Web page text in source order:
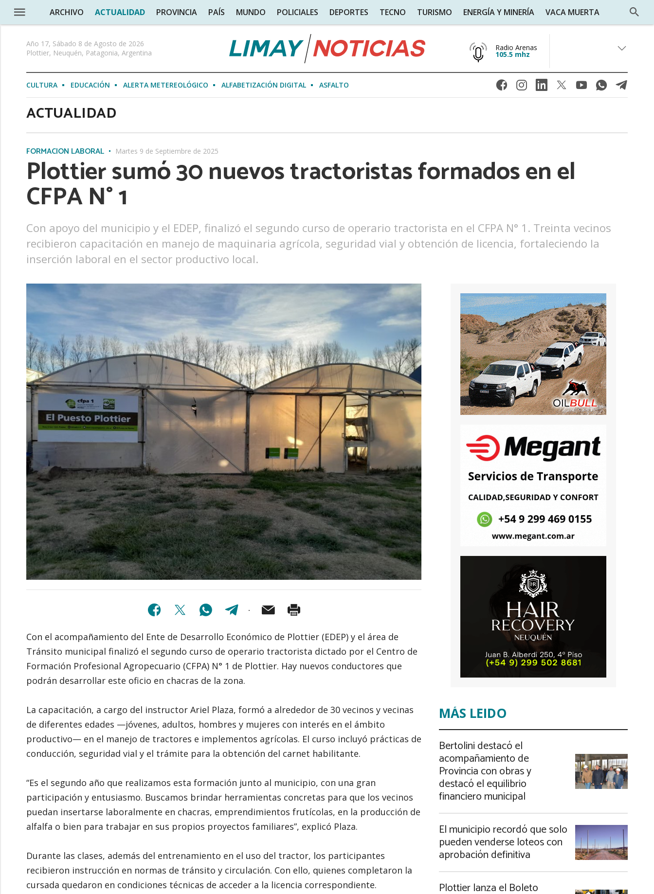
ARCHIVO ACTUALIDAD PROVINCIA PAÍS MUNDO POLICIALES DEPORTES TECNO TURISMO ENERGÍA Y MINERÍA VACA MUERTA
Año 17, Sábado 8 de Agosto de 2026
Plottier, Neuquén, Patagonia, Argentina
Radio Arenas
105.5 mhz
CULTURA EDUCACIÓN ALERTA METEREOLÓGICO ALFABETIZACIÓN DIGITAL ASFALTO
ACTUALIDAD
FORMACIÓN LABORAL Martes 9 de Septiembre de 2025
Plottier sumó 30 nuevos tractoristas formados en el
CFPA N° 1
Con apoyo del municipio y el EDEP, finalizó el segundo curso de operario tractorista en el CFPA N° 1. Treinta vecinos
recibieron capacitación en manejo de maquinaria agrícola, seguridad vial y obtención de licencia, fortaleciendo la
inserción laboral en el sector productivo local.
Con el acompañamiento del Ente de Desarrollo Económico de Plottier (EDEP) y el área de
Tránsito municipal finalizó el segundo curso de operario tractorista dictado por el Centro de
Formación Profesional Agropecuario (CFPA) N° 1 de Plottier. Hay nuevos conductores que
podrán desarrollar este oficio en chacras de la zona.
La capacitación, a cargo del instructor Ariel Plaza, formó a alrededor de 30 vecinos y vecinas
de diferentes edades —jóvenes, adultos, hombres y mujeres con interés en el ámbito
productivo— en el manejo de tractores e implementos agrícolas. El curso incluyó prácticas de
conducción, seguridad vial y el trámite para la obtención del carnet habilitante.
“Es el segundo año que realizamos esta formación junto al municipio, con una gran
participación y entusiasmo. Buscamos brindar herramientas concretas para que los vecinos
puedan insertarse laboralmente en chacras, emprendimientos frutícolas, en la producción de
alfalfa o bien para trabajar en sus propios proyectos familiares”, explicó Plaza.
Durante las clases, además del entrenamiento en el uso del tractor, los participantes
recibieron instrucción en normas de tránsito y circulación. Con ello, quienes completaron la
cursada quedaron en condiciones técnicas de acceder a la licencia correspondiente.
MÁS LEIDO
Bertolini destacó el
acompañamiento de
Provincia con obras y
destacó el equilibrio
financiero municipal
El municipio recordó que solo
pueden venderse loteos con
aprobación definitiva
Plottier lanza el Boleto